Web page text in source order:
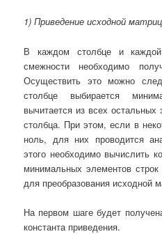
1) Приведение исходной
В каждом столбце и
смежности необходимо
Осуществить это можно
столбце выбирается
вычитается из всех
столбца. При этом, если в
ноль, для них проводится
этого необходимо вычислить
минимальных элементов
для преобразования исходной
На первом шаге будет
константа приведения.